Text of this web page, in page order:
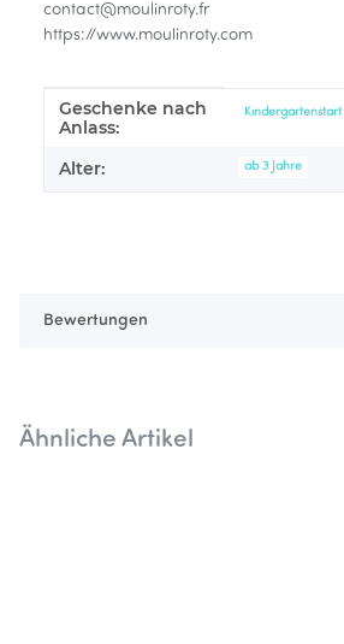
contact@moulinroty.fr
https://www.moulinroty.com
Produkteigenschaft
Wert
Geschenke nach
Anlass:
Kindergartenstart
Alter: ab 3 Jahre
Bewertungen
Ähnliche Artikel